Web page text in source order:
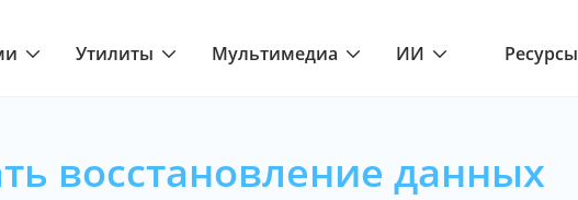
Утилиты Мультимедиа ИИ Ресурсы
восстановление данных